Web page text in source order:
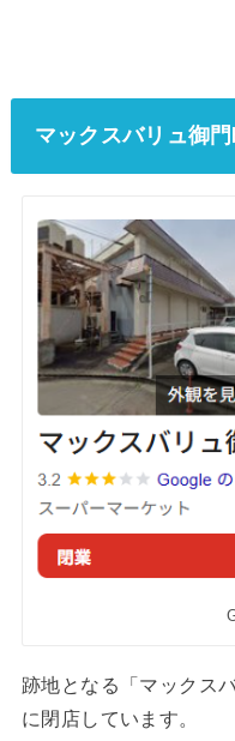
マックスバリュ御
跡地となる「マックス
に閉店しています。